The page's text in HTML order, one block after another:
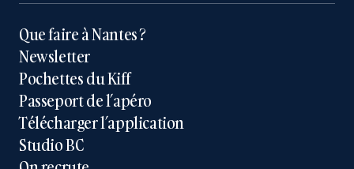
Que faire à Nantes ?
Newsletter
Pochettes du Kiff
Passeport de l’apéro
Télécharger l’application
Studio BC